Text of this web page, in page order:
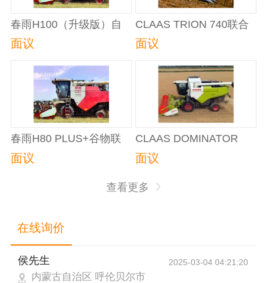
春雨H100（升级版）自
走式谷物联合收割机
面议
CLAAS TRION 740联合
收割机
面议
春雨H80 PLUS+谷物联
合收割机
面议
CLAAS DOMINATOR
380（D380）谷物联合收
面议
查看更多
在线询价
侯先生 2025-03-04 04:21:20
内蒙古自治区 呼伦贝尔市